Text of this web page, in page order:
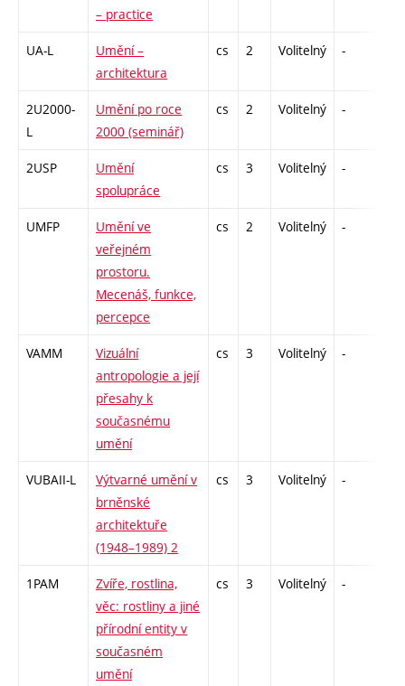
– practice
UA-L
Umění –
architektura
cs 2 Volitelný -
2U2000-
L
Umění po roce
2000 (seminář)
cs 2 Volitelný -
2USP
Umění
spolupráce
cs 3 Volitelný -
UMFP
Umění ve
veřejném
prostoru.
Mecenáš, funkce,
percepce
cs 2 Volitelný -
VAMM
Vizuální
antropologie a její
přesahy k
současnému
umění
cs 3 Volitelný -
VUBAII-L
Výtvarné umění v
brněnské
architektuře
(1948–1989) 2
cs 3 Volitelný -
1PAM
Zvíře, rostlina,
věc: rostliny a jiné
přírodní entity v
současném
umění
cs 3 Volitelný -